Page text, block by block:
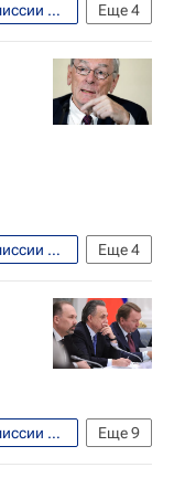
Еще4
Вторая часть доклада независимой комиссии WADA обнародована 14 января 2016 года
Еще4
Вторая часть доклада независимой комиссии WADA обнародована 14 января 2016 года
Еще9
Вторая часть доклада независимой комиссии WADA обнародована 14 января 2016 года